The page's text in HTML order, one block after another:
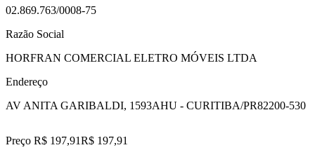
02.869.763/0008-75
Razão Social
HORFRAN COMERCIAL ELETRO MÓVEIS LTDA
Endereço
AV ANITA GARIBALDI, 1593AHU - CURITIBA/PR82200-530
Preço R$ 197,91R$ 197,91